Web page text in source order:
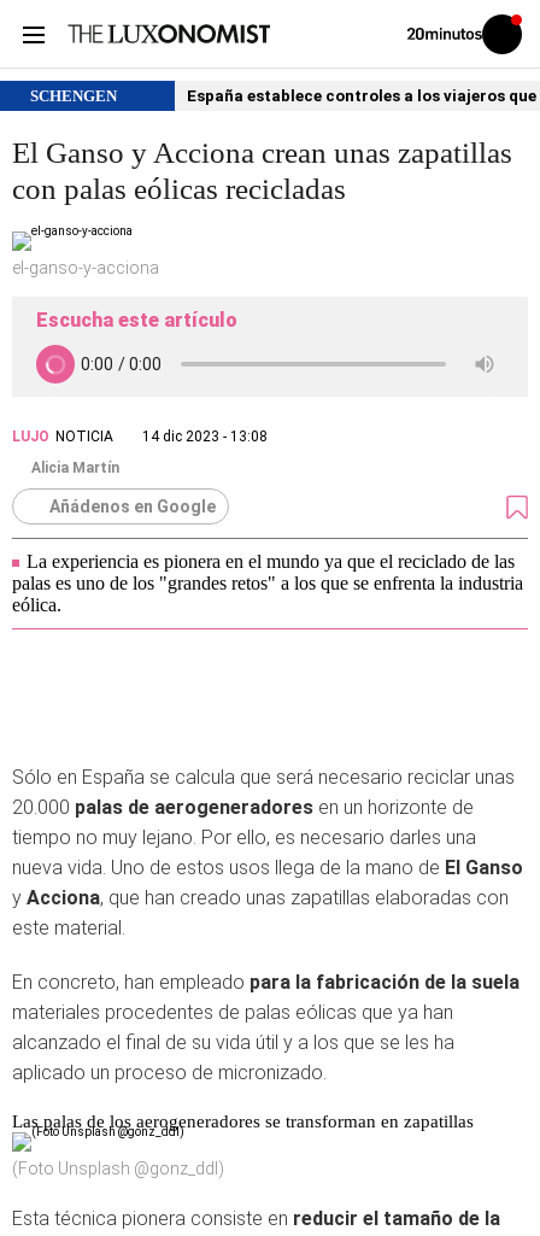
Volver
Iniciar
sesión
SCHENGEN España establece controles a los viajeros
El Ganso y Acciona crean unas zapatillas
con palas eólicas recicladas
el-ganso-y-acciona
Escucha este artículo
LUJO NOTICIA
14 dic 2023 - 13:08
Alicia Martín
Añádenos en Google
La experiencia es pionera en el mundo ya que el reciclado de las
palas es uno de los "grandes retos" a los que se enfrenta la industria
eólica.
Sólo en España se calcula que será necesario reciclar unas
20.000 palas de aerogeneradores en un horizonte de
tiempo no muy lejano. Por ello, es necesario darles una
nueva vida. Uno de estos usos llega de la mano de El Ganso
y Acciona, que han creado unas zapatillas elaboradas con
este material.
En concreto, han empleado para la fabricación de la suela
materiales procedentes de palas eólicas que ya han
alcanzado el final de su vida útil y a los que se les ha
aplicado un proceso de micronizado.
Las palas de los aerogeneradores se transforman en zapatillas
(Foto Unsplash @gonz_ddl)
Esta técnica pionera consiste en reducir el tamaño de la